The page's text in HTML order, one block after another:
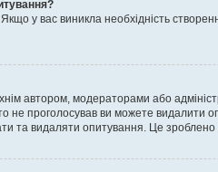
у вас виникла необхідність
автором, модераторами або
проголосував ви можете видалити
видаляти опитування. Це зроблено